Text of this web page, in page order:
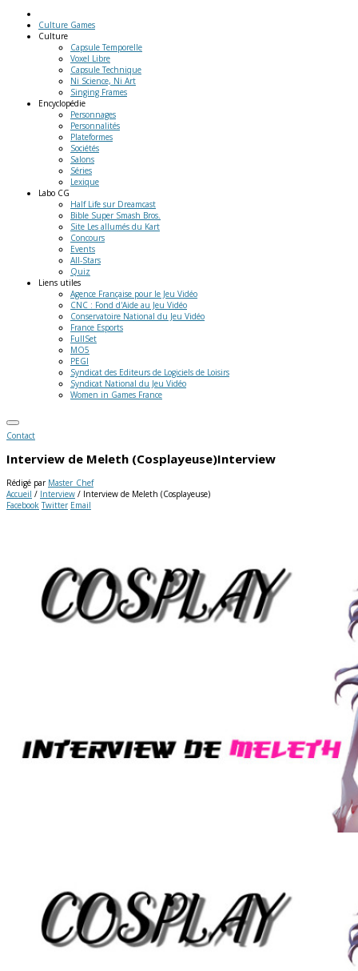
Culture Games
Culture
Capsule Temporelle
Voxel Libre
Capsule Technique
Ni Science, Ni Art
Singing Frames
Encyclopédie
Personnages
Personnalités
Plateformes
Sociétés
Salons
Séries
Lexique
Labo CG
Half Life sur Dreamcast
Bible Super Smash Bros.
Site Les allumés du Kart
Concours
Events
All-Stars
Quiz
Liens utiles
Agence Française pour le Jeu Vidéo
CNC : Fond d'Aide au Jeu Vidéo
Conservatoire National du Jeu Vidéo
France Esports
FullSet
MO5
PEGI
Syndicat des Editeurs de Logiciels de Loisirs
Syndicat National du Jeu Vidéo
Women in Games France
Contact
Interview de Meleth (Cosplayeuse)Interview
Rédigé par Master_Chef
Accueil / Interview / Interview de Meleth (Cosplayeuse)
Facebook Twitter Email